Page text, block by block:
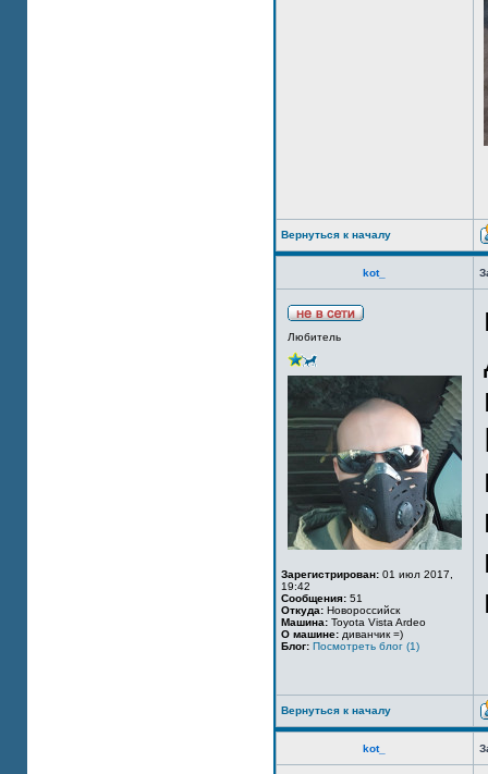
Вернуться к началу
kot_
Любитель
Зарегистрирован: 01 июл 2017,
19:42
Сообщения: 51
Откуда: Новороссийск
Машина: Toyota Vista Ardeo
О машине: диванчик =)
Блог: Посмотреть блог (1)
Вернуться к началу
kot_